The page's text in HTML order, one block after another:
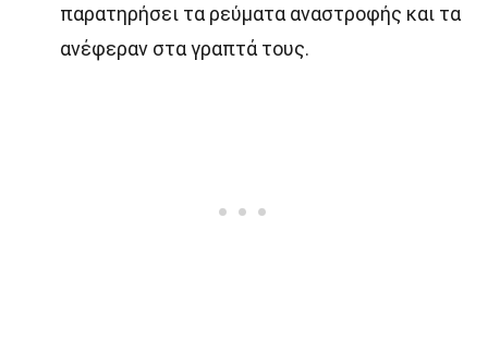
παρατηρήσει τα ρεύματα αναστροφής και τα
ανέφεραν στα γραπτά τους.